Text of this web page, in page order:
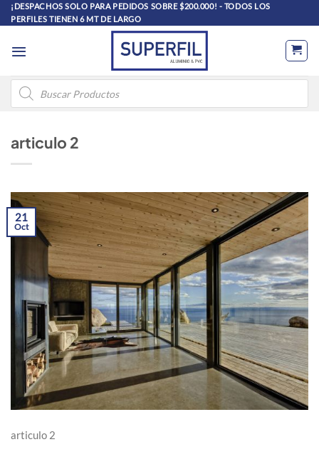
Saltar
al
¡DESPACHOS SOLO PARA PEDIDOS SOBRE $200.000! - TODOS LOS
PERFILES TIENEN 6 MT DE LARGO
Búsqueda
productos
articulo 2
21
Oct
articulo 2